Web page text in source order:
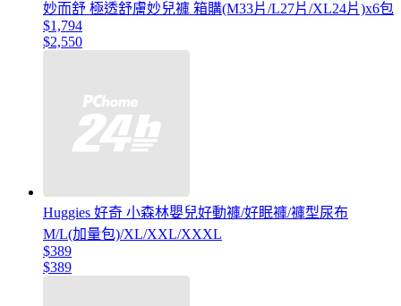
妙而舒 極透舒膚妙兒褲 箱購(M33片/L27片/XL24片)x6包
$1,794
$2,550
Huggies 好奇 小森林嬰兒好動褲/好眠褲/褲型尿布
M/L(加量包)/XL/XXL/XXXL
$389
$389